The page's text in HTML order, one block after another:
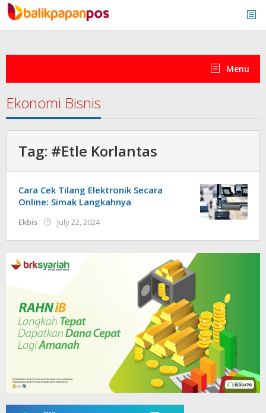
Skip
to
content
Menu
Ekonomi Bisnis
Tag: #Etle Korlantas
Cara Cek Tilang Elektronik Secara
Online: Simak Langkahnya
Ekbis July 22, 2024by